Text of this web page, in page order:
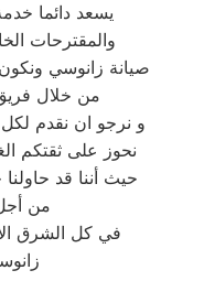
يسعد دائما
والمقترحات
صيانة زانوسي
من خلال
و نرجو ان نقدم
نحوز على ثقتكم
حيث أننا قد
من
في كل الشرق